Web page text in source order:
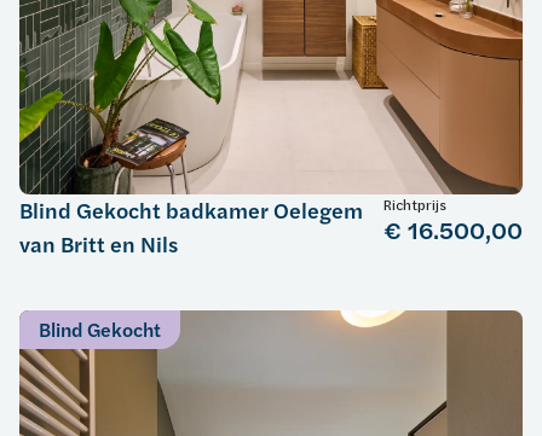
Blind Gekocht badkamer Oelegem
van Britt en Nils
Richtprijs
€ 16.500,00
Blind Gekocht